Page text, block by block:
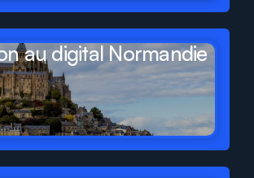
au digital Normandie